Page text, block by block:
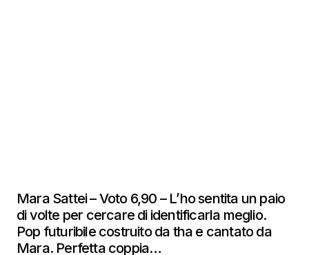
Mara Sattei – Voto 6,90 – L’ho sentita un paio
di volte per cercare di identificarla meglio.
Pop futuribile costruito da tha e cantato da
Mara. Perfetta coppia…